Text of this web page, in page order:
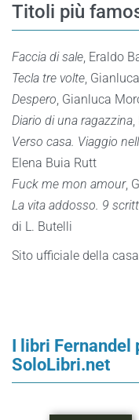
Titoli più
Faccia di sale, Eraldo
Tecla tre volte,
Despero, Gianluca
Diario di una ragazzina
Verso casa. Viaggio
Elena Buia Rutt
Fuck me mon amour,
La vita addosso. 9
di L. Butelli
Sito ufficiale della
I libri Fernandel
SoloLibri.net